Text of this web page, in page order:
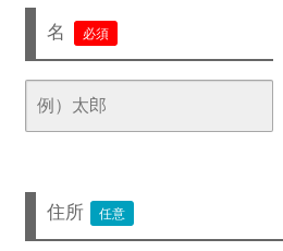
名 必須
住所 任意